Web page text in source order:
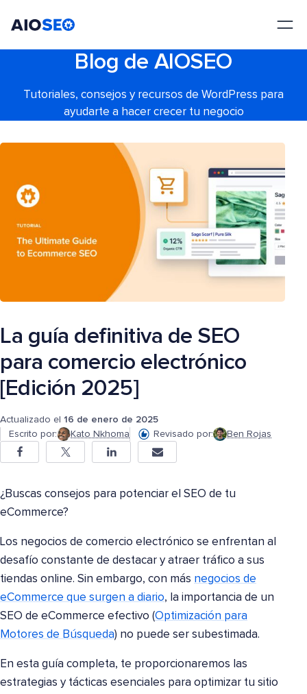
Blog de AIOSEO
Tutoriales, consejos y recursos de WordPress para
ayudarte a hacer crecer tu negocio
La guía definitiva de SEO
para comercio electrónico
[Edición 2025]
Actualizado el 16 de enero de 2025
Escrito por:
Kato Nkhoma Revisado por: Ben Rojas
¿Buscas consejos para potenciar el SEO de tu
eCommerce?
Los negocios de comercio electrónico se enfrentan al
desafío constante de destacar y atraer tráfico a sus
tiendas online. Sin embargo, con más negocios de
eCommerce que surgen a diario, la importancia de un
SEO de eCommerce efectivo (Optimización para
Motores de Búsqueda) no puede ser subestimada.
En esta guía completa, te proporcionaremos las
estrategias y tácticas esenciales para optimizar tu sitio